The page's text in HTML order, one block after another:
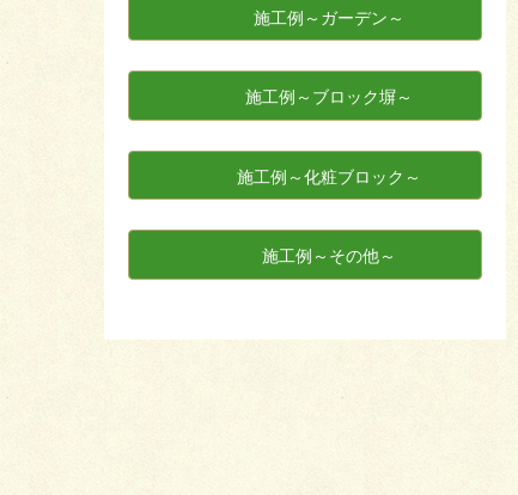
施工例～ガーデン～
施工例～ブロック塀～
施工例～化粧ブロック～
施工例～その他～